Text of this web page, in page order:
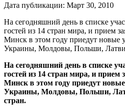
Дата публикации: Март 30, 2010
На сегодняшний день в списке
гостей из 14 стран мира, и прием
Минск в этом году приедут новые
Украины, Молдовы, Польши,
На сегодняшний день в списке
гостей из 14 стран мира, и прием
Минск в этом году приедут
Украины, Молдовы, Польши,
стран.